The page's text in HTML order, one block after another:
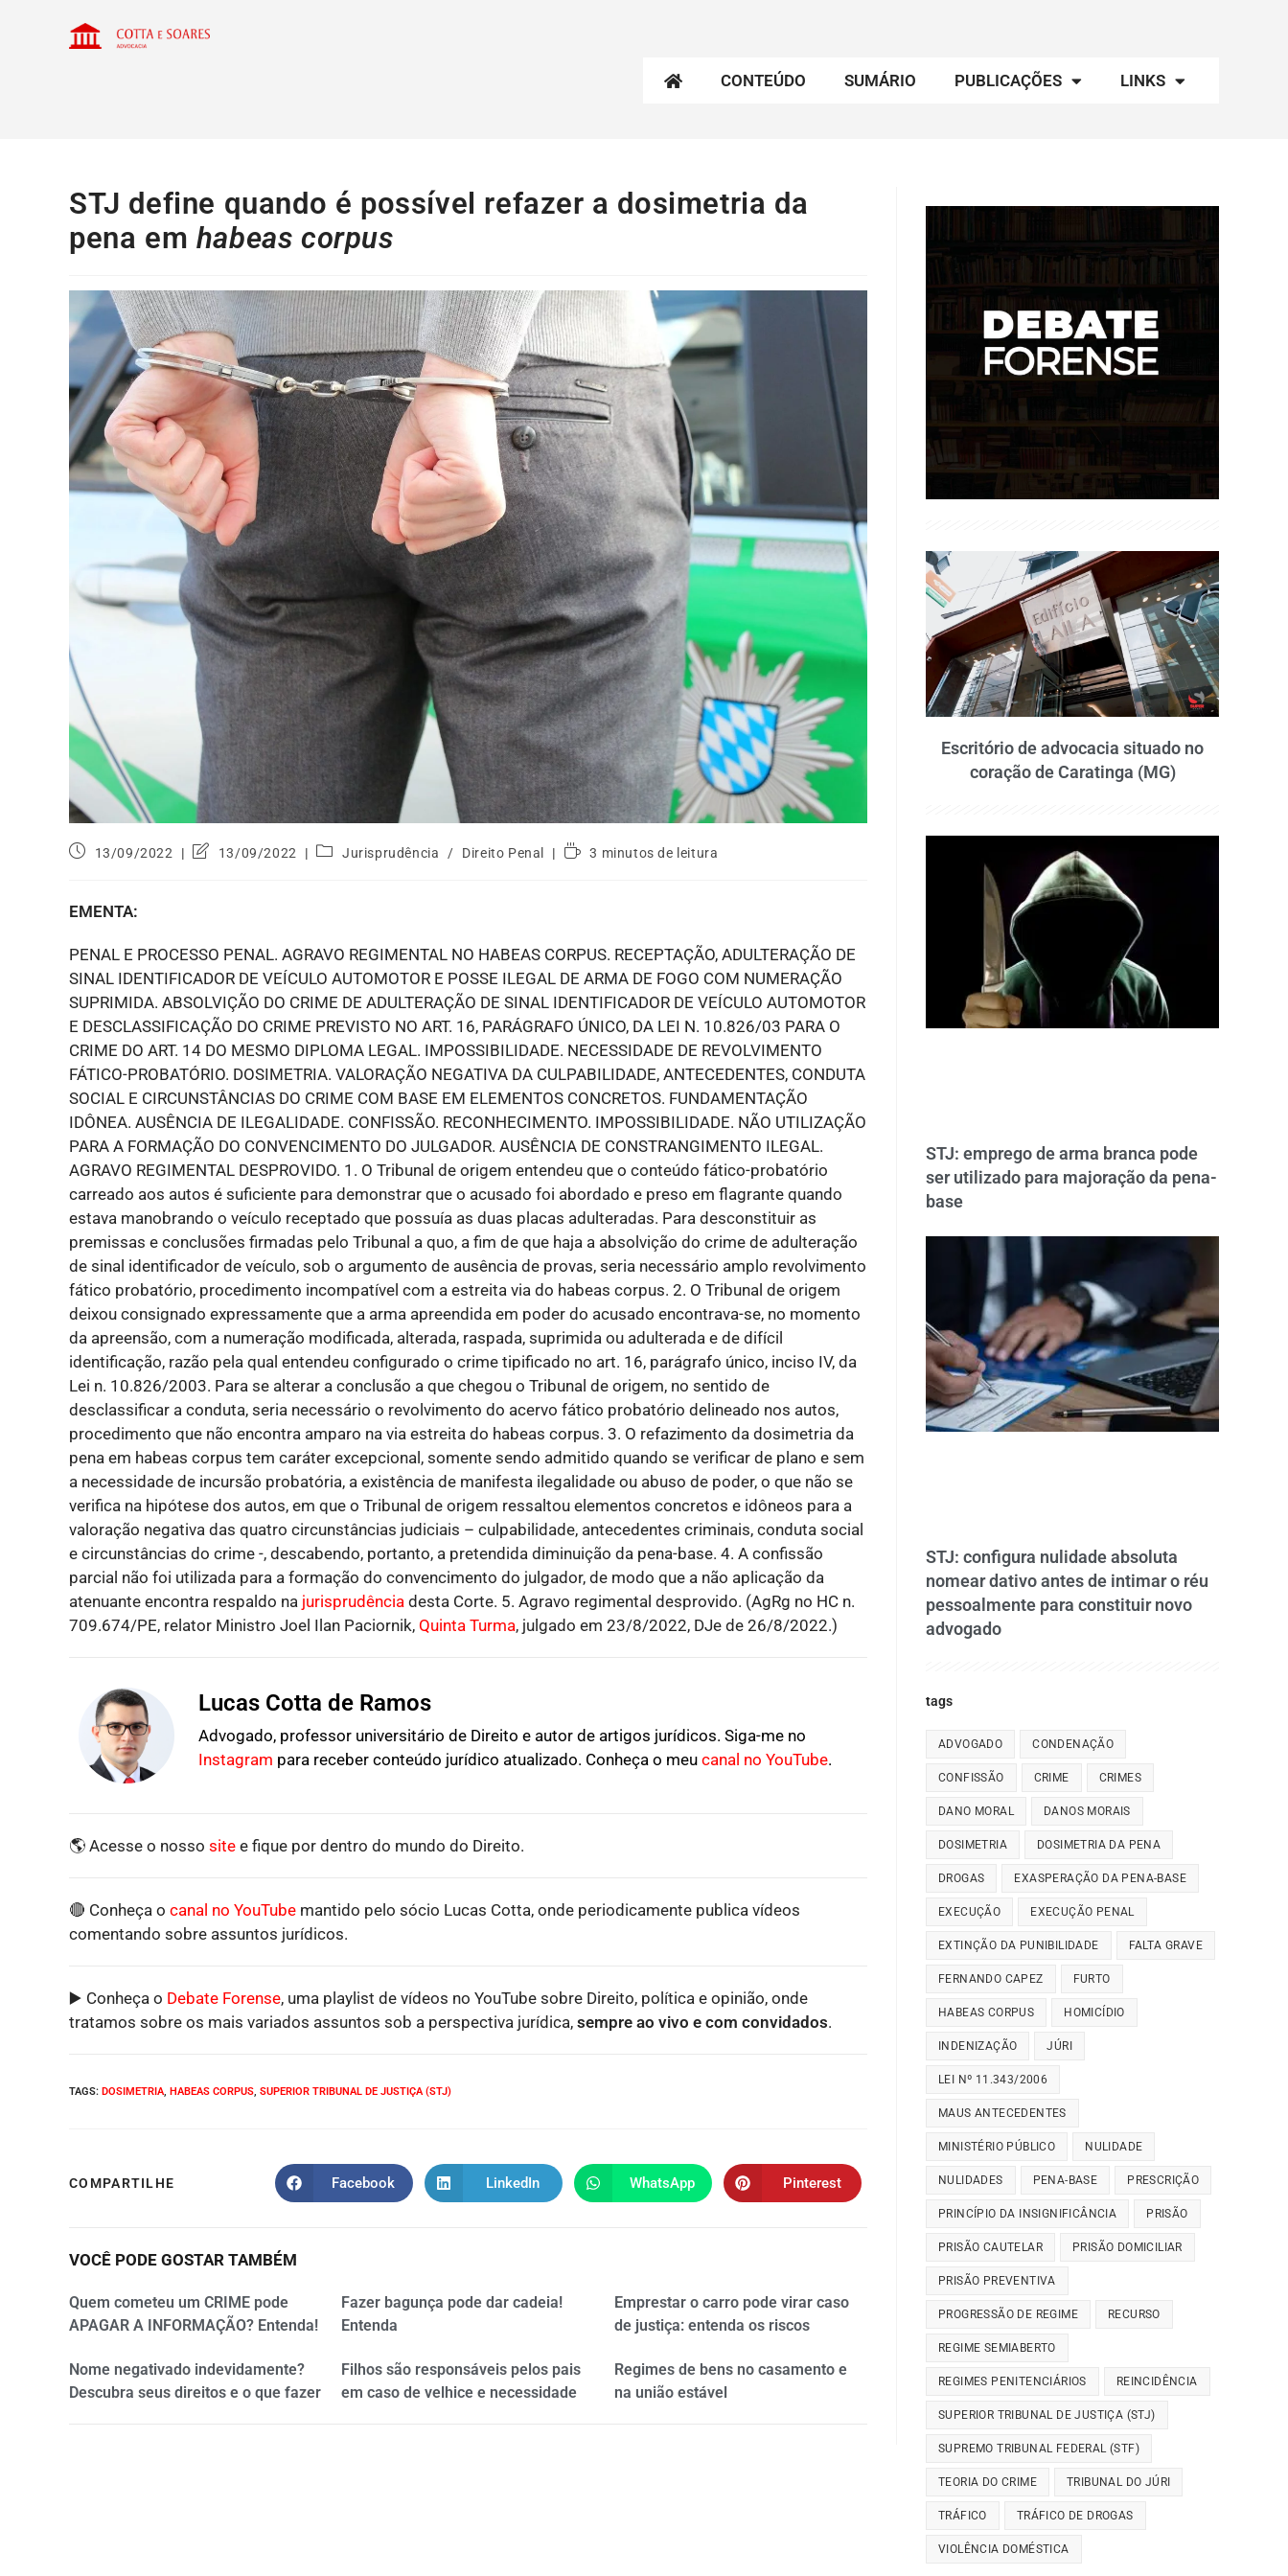
CONTEÚDO SUMÁRIO PUBLICAÇÕES LINKS
STJ define quando é possível refazer a dosimetria da
pena em habeas corpus
13/09/2022 13/09/2022 Jurisprudência / Direito Penal 3 minutos de leitura
EMENTA:
PENAL E PROCESSO PENAL. AGRAVO REGIMENTAL NO HABEAS CORPUS. RECEPTAÇÃO, ADULTERAÇÃO DE
SINAL IDENTIFICADOR DE VEÍCULO AUTOMOTOR E POSSE ILEGAL DE ARMA DE FOGO COM NUMERAÇÃO
SUPRIMIDA. ABSOLVIÇÃO DO CRIME DE ADULTERAÇÃO DE SINAL IDENTIFICADOR DE VEÍCULO AUTOMOTOR
E DESCLASSIFICAÇÃO DO CRIME PREVISTO NO ART. 16, PARÁGRAFO ÚNICO, DA LEI N. 10.826/03 PARA O
CRIME DO ART. 14 DO MESMO DIPLOMA LEGAL. IMPOSSIBILIDADE. NECESSIDADE DE REVOLVIMENTO
FÁTICO-PROBATÓRIO. DOSIMETRIA. VALORAÇÃO NEGATIVA DA CULPABILIDADE, ANTECEDENTES, CONDUTA
SOCIAL E CIRCUNSTÂNCIAS DO CRIME COM BASE EM ELEMENTOS CONCRETOS. FUNDAMENTAÇÃO
IDÔNEA. AUSÊNCIA DE ILEGALIDADE. CONFISSÃO. RECONHECIMENTO. IMPOSSIBILIDADE. NÃO UTILIZAÇÃO
PARA A FORMAÇÃO DO CONVENCIMENTO DO JULGADOR. AUSÊNCIA DE CONSTRANGIMENTO ILEGAL.
AGRAVO REGIMENTAL DESPROVIDO. 1. O Tribunal de origem entendeu que o conteúdo fático-probatório
carreado aos autos é suficiente para demonstrar que o acusado foi abordado e preso em flagrante quando
estava manobrando o veículo receptado que possuía as duas placas adulteradas. Para desconstituir as
premissas e conclusões firmadas pelo Tribunal a quo, a fim de que haja a absolvição do crime de adulteração
de sinal identificador de veículo, sob o argumento de ausência de provas, seria necessário amplo revolvimento
fático probatório, procedimento incompatível com a estreita via do habeas corpus. 2. O Tribunal de origem
deixou consignado expressamente que a arma apreendida em poder do acusado encontrava-se, no momento
da apreensão, com a numeração modificada, alterada, raspada, suprimida ou adulterada e de difícil
identificação, razão pela qual entendeu configurado o crime tipificado no art. 16, parágrafo único, inciso IV, da
Lei n. 10.826/2003. Para se alterar a conclusão a que chegou o Tribunal de origem, no sentido de
desclassificar a conduta, seria necessário o revolvimento do acervo fático probatório delineado nos autos,
procedimento que não encontra amparo na via estreita do habeas corpus. 3. O refazimento da dosimetria da
pena em habeas corpus tem caráter excepcional, somente sendo admitido quando se verificar de plano e sem
a necessidade de incursão probatória, a existência de manifesta ilegalidade ou abuso de poder, o que não se
verifica na hipótese dos autos, em que o Tribunal de origem ressaltou elementos concretos e idôneos para a
valoração negativa das quatro circunstâncias judiciais – culpabilidade, antecedentes criminais, conduta social
e circunstâncias do crime -, descabendo, portanto, a pretendida diminuição da pena-base. 4. A confissão
parcial não foi utilizada para a formação do convencimento do julgador, de modo que a não aplicação da
atenuante encontra respaldo na jurisprudência desta Corte. 5. Agravo regimental desprovido. (AgRg no HC n.
709.674/PE, relator Ministro Joel Ilan Paciornik, Quinta Turma, julgado em 23/8/2022, DJe de 26/8/2022.)
Lucas Cotta de Ramos
Advogado, professor universitário de Direito e autor de artigos jurídicos. Siga-me no
Instagram para receber conteúdo jurídico atualizado. Conheça o meu canal no YouTube.
🌎 Acesse o nosso site e fique por dentro do mundo do Direito.
🔴 Conheça o canal no YouTube mantido pelo sócio Lucas Cotta, onde periodicamente publica vídeos
comentando sobre assuntos jurídicos.
▶️ Conheça o Debate Forense, uma playlist de vídeos no YouTube sobre Direito, política e opinião, onde
tratamos sobre os mais variados assuntos sob a perspectiva jurídica, sempre ao vivo e com convidados.
TAGS: DOSIMETRIA, HABEAS CORPUS, SUPERIOR TRIBUNAL DE JUSTIÇA (STJ)
COMPARTILHE Facebook LinkedIn WhatsApp Pinterest
VOCÊ PODE GOSTAR TAMBÉM
Quem cometeu um CRIME pode
APAGAR A INFORMAÇÃO? Entenda!
Fazer bagunça pode dar cadeia!
Entenda
Emprestar o carro pode virar caso
de justiça: entenda os riscos
Nome negativado indevidamente?
Descubra seus direitos e o que fazer
Filhos são responsáveis pelos pais
em caso de velhice e necessidade
Regimes de bens no casamento e
na união estável
Escritório de advocacia situado no
coração de Caratinga (MG)
STJ: emprego de arma branca pode
ser utilizado para majoração da pena-
base
STJ: configura nulidade absoluta
nomear dativo antes de intimar o réu
pessoalmente para constituir novo
advogado
tags
ADVOGADO CONDENAÇÃO
CONFISSÃO CRIME CRIMES
DANO MORAL DANOS MORAIS
DOSIMETRIA DOSIMETRIA DA PENA
DROGAS EXASPERAÇÃO DA PENA-BASE
EXECUÇÃO EXECUÇÃO PENAL
EXTINÇÃO DA PUNIBILIDADE FALTA GRAVE
FERNANDO CAPEZ FURTO
HABEAS CORPUS HOMICÍDIO
INDENIZAÇÃO JÚRI
LEI Nº 11.343/2006
MAUS ANTECEDENTES
MINISTÉRIO PÚBLICO NULIDADE
NULIDADES PENA-BASE PRESCRIÇÃO
PRINCÍPIO DA INSIGNIFICÂNCIA PRISÃO
PRISÃO CAUTELAR PRISÃO DOMICILIAR
PRISÃO PREVENTIVA
PROGRESSÃO DE REGIME RECURSO
REGIME SEMIABERTO
REGIMES PENITENCIÁRIOS REINCIDÊNCIA
SUPERIOR TRIBUNAL DE JUSTIÇA (STJ)
SUPREMO TRIBUNAL FEDERAL (STF)
TEORIA DO CRIME TRIBUNAL DO JÚRI
TRÁFICO TRÁFICO DE DROGAS
VIOLÊNCIA DOMÉSTICA